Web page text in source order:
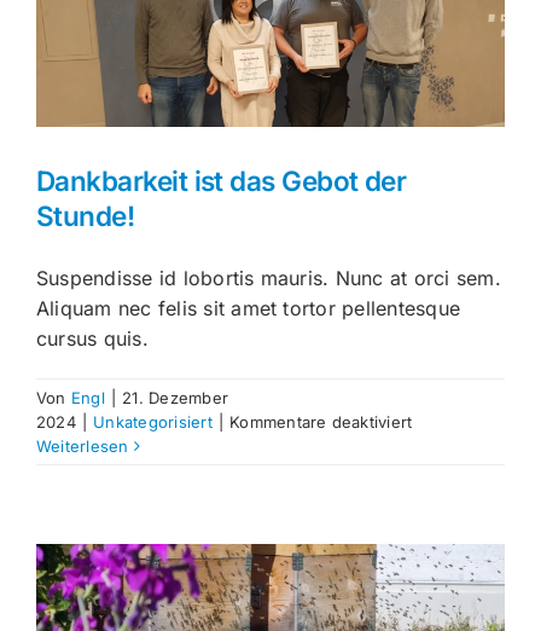
Dankbarkeit ist das Gebot der
Stunde!
Suspendisse id lobortis mauris. Nunc at orci sem.
Aliquam nec felis sit amet tortor pellentesque
cursus quis.
Von Engl
21. Dezember
2024
Unkategorisiert Kommentare deaktiviertfür
der
Stunde!
Weiterlesen